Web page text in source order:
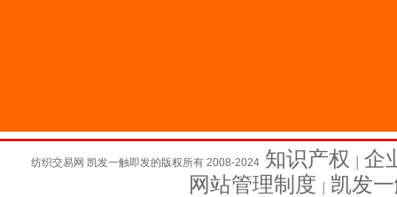
纺织交易网 凯发一触即发的版权所有 2008-2024 知识产权
企
网站管理制度
凯发